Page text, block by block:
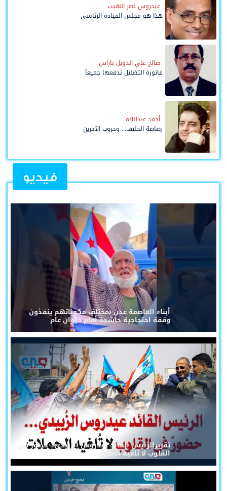
عيدروس نصر النقيب
هذا هو مجلس القيادة الرئاسي
صالح علي الدويل باراس
فاتورة التضليل ندفعها جميعاً
أحمد عبداللاه
رصاصة الحليف... وحروب الآخرين
فيديو
أبناء العاصمة عدن بمختلف مكوناتهم ينفذون
وقفة احتجاجية حاشدة أمام ديوان عام
تقريرالرئيس القائد عيدروس الزُبيدي... حضورٌ في
القلوب لا تُلغيه الحملات